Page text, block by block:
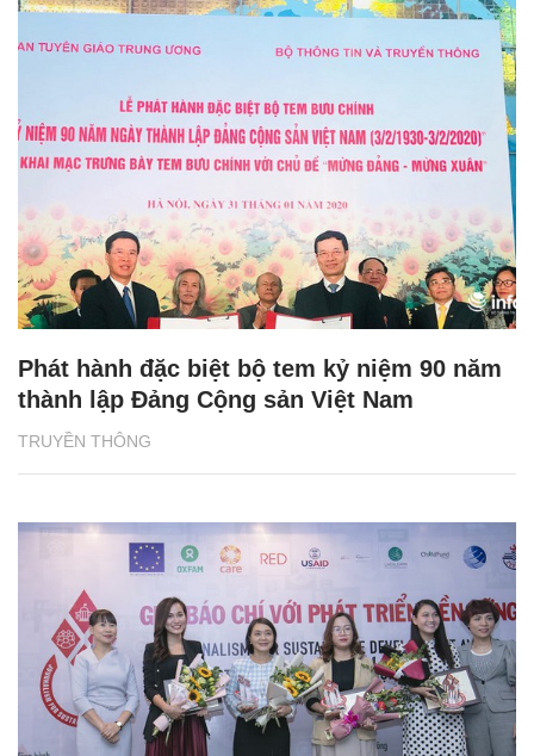
TRUYỀN THÔNG
Phát hành đặc biệt bộ tem kỷ niệm 90 năm
thành lập Đảng Cộng sản Việt Nam